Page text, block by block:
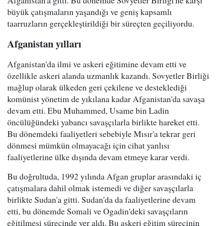
büyük çatışmaların yaşandığı ve geniş kapsamlı
taarruzların gerçekleştirildiği bir süreçten geçiliyordu.
Afganistan yılları
Afganistan'da ilmi ve askeri eğitimine devam etti ve
özellikle askeri alanda uzmanlık kazandı. Sovyetler Birliği
mağlup olarak ülkeden geri çekilene ve desteklediği
komünist yönetim de yıkılana kadar Afganistan'da savaşa
devam etti. Ebu Muhammed, Usame bin Ladin
öncülüğündeki yabancı savaşçılarla birlikte hareket etti.
Bu dönemdeki faaliyetleri sebebiyle Mısır'a tekrar geri
dönmesi mümkün olmayacağı için cihat yanlısı
faaliyetlerine ülke dışında devam etmeye karar verdi.
Bu doğrultuda, 1992 yılında Afgan gruplar arasındaki iç
çatışmalara dahil olmak istemedi ve diğer savaşçılarla
birlikte Sudan'a gitti. Sudan'da da faaliyetlerine devam
etti, bu dönemde Somali ve Ogadin'deki savaşçıların
eğitilmesi sürecinde yer aldı. Bu askeri eğitim sürecinin